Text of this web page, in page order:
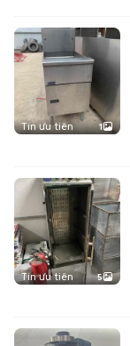
Tin ưu tiên 1
Tin ưu tiên 5